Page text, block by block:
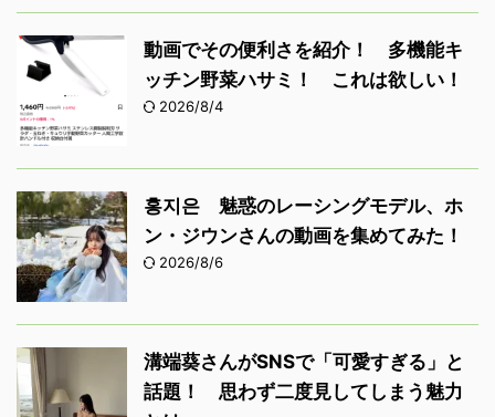
動画でその便利さを紹介！ 多機能キ
ッチン野菜ハサミ！ これは欲しい！
2026/8/4
홍지은 魅惑のレーシングモデル、ホ
ン・ジウンさんの動画を集めてみた！
2026/8/6
溝端葵さんがSNSで「可愛すぎる」と
話題！ 思わず二度見してしまう魅力